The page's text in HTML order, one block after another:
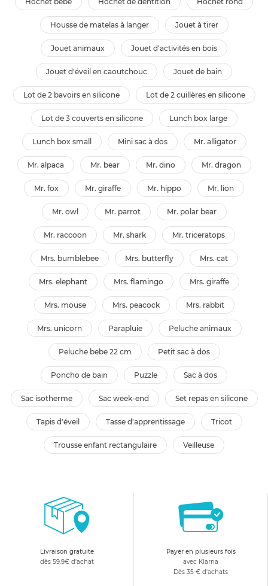
housse de matelas à langer jouet à tirer
jouet animaux jouet d'activités en bois
jouet d'éveil en caoutchouc jouet de bain
lot de 2 bavoirs en silicone lot de 2 cuillères en silicone
lot de 3 couverts en silicone lunch box large
lunch box small mini sac à dos mr. alligator
mr. alpaca mr. bear mr. dino mr. dragon
mr. fox mr. giraffe mr. hippo mr. lion
mr. owl mr. parrot mr. polar bear
mr. raccoon mr. shark mr. triceratops
mrs. bumblebee mrs. butterfly mrs. cat
mrs. elephant mrs. flamingo mrs. giraffe
mrs. mouse mrs. peacock mrs. rabbit
mrs. unicorn parapluie peluche animaux
peluche bebe 22 cm petit sac à dos
poncho de bain puzzle sac à dos
sac isotherme sac week-end set repas en silicone
tapis d'éveil tasse d'apprentissage tricot
trousse enfant rectangulaire veilleuse
Livraison gratuite
dès 59.9€ d'achat
Payer en plusieurs fois
avec Klarna
Dès 35 € d'achats